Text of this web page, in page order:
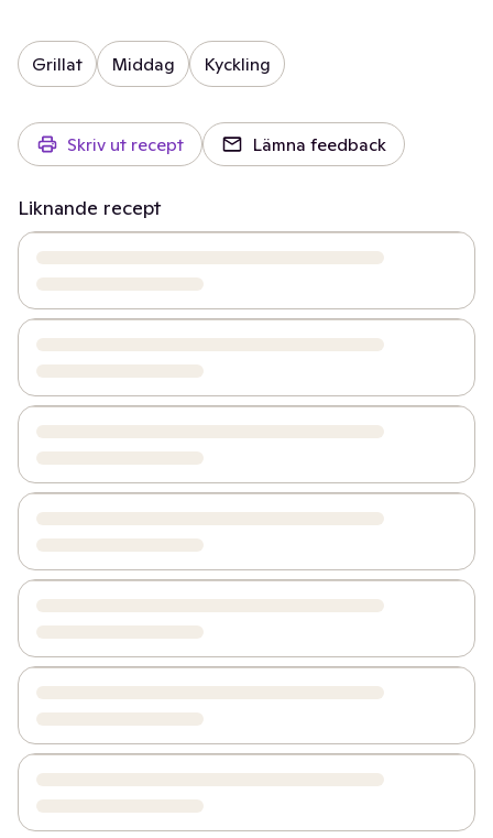
Grillat Middag Kyckling
Skriv ut recept Lämna feedback
Liknande recept